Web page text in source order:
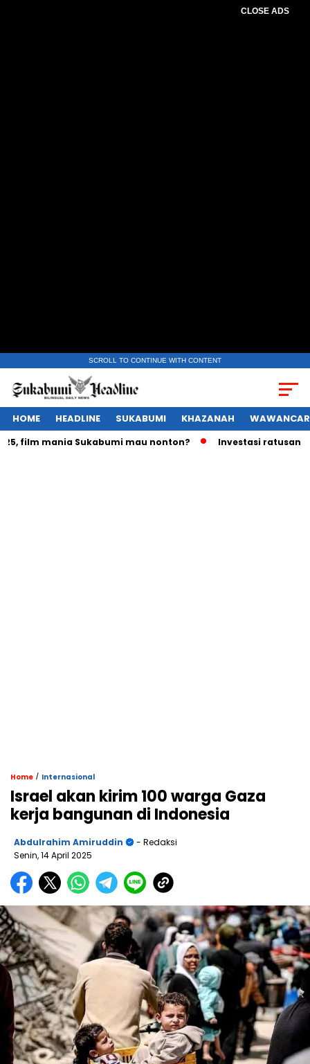
CLOSE ADS
SCROLL TO CONTINUE WITH CONTENT
HOME HEADLINE SUKABUMI KHAZANAH
mania Sukabumi mau nonton? Investasi ratusan
Home / Internasional
Israel akan kirim 100 warga Gaza
kerja bangunan di Indonesia
Abdulrahim Amiruddin
- Redaksi
Senin, 14 April 2025